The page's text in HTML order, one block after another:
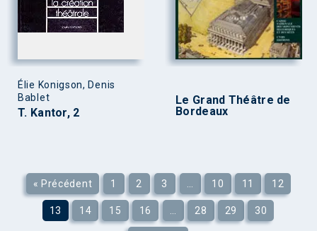
Élie Konigson, Denis
Bablet
T. Kantor, 2
Le Grand Théâtre de
Bordeaux
« Précédent 1 2 3 10 11 12
13 14 15 16 28 29 30